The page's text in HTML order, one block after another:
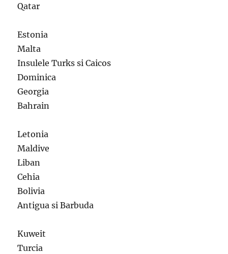
Qatar
Estonia
Malta
Insulele Turks si Caicos
Dominica
Georgia
Bahrain
Letonia
Maldive
Liban
Cehia
Bolivia
Antigua si Barbuda
Kuweit
Turcia